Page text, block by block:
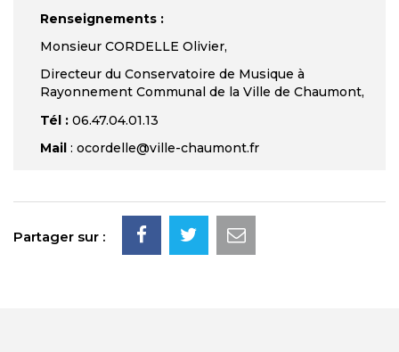
Renseignements :
Monsieur CORDELLE Olivier,
Directeur du Conservatoire de Musique à
Rayonnement Communal de la Ville de Chaumont,
Tél : 06.47.04.01.13
Mail : ocordelle@ville-chaumont.fr
Partager sur :